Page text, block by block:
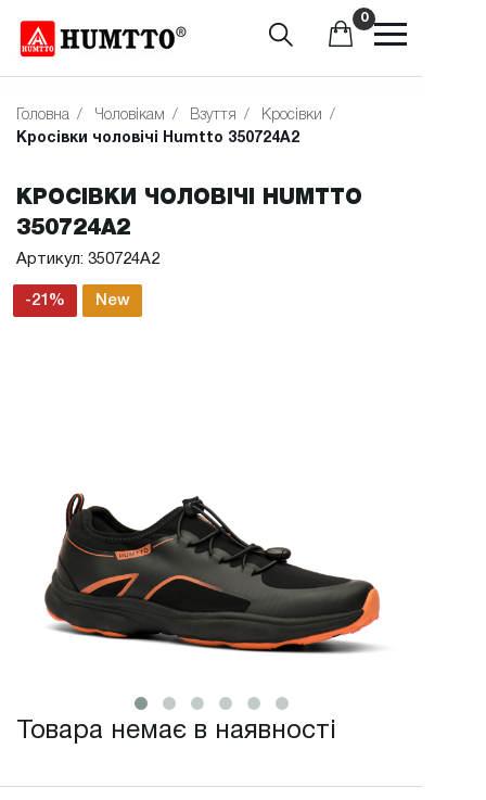
0
Головна / Чоловікам / Взуття / Кросівки
/
Кросівки чоловічі Humtto 350724A2
-21% New
КРОСІВКИ ЧОЛОВІЧІ HUMTTO
350724A2
Артикул: 350724A2
Товара немає в наявності